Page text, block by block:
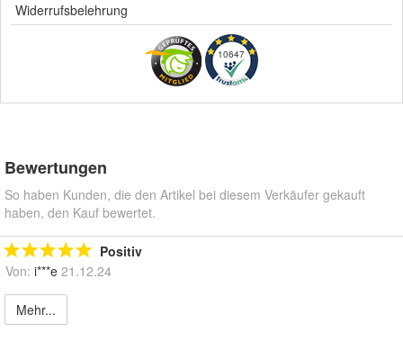
Widerrufsbelehrung
10647
Bewertungen
So haben Kunden, die den Artikel bei diesem Verkäufer gekauft
haben, den Kauf bewertet.
Positiv
Von: i***e 21.12.24
Mehr...